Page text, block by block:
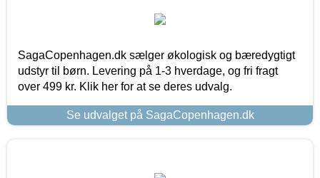
SagaCopenhagen.dk sælger økologisk og bæredygtigt
udstyr til børn. Levering på 1-3 hverdage, og fri fragt
over 499 kr. Klik her for at se deres udvalg.
Se udvalget på SagaCopenhagen.dk